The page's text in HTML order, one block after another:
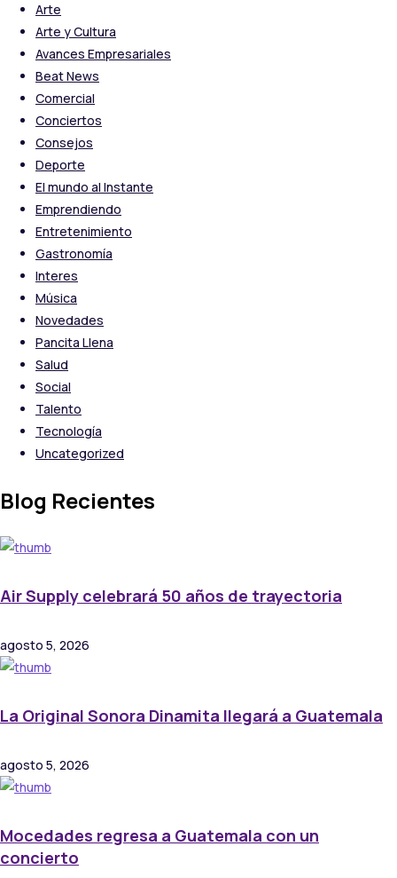
Arte
Arte y Cultura
Avances Empresariales
Beat News
Comercial
Conciertos
Consejos
Deporte
El mundo al Instante
Emprendiendo
Entretenimiento
Gastronomía
Interes
Música
Novedades
Pancita Llena
Salud
Social
Talento
Tecnología
Uncategorized
Blog Recientes
Air Supply celebrará 50 años de trayectoria
agosto 5, 2026
La Original Sonora Dinamita llegará a Guatemala
agosto 5, 2026
Mocedades regresa a Guatemala con un
concierto